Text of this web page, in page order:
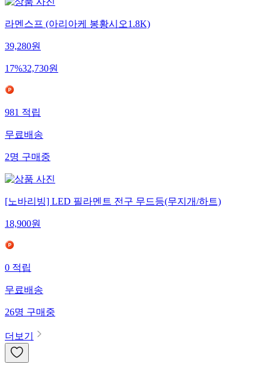
라멘스프 (아리아케 봉황시오1.8K)
39,280원
17%32,730원
981적립
무료배송
2명구매중
[노바리빙] LED 필라멘트 전구 무드등(무지개/하트)
18,900원
0적립
무료배송
26명구매중
더보기